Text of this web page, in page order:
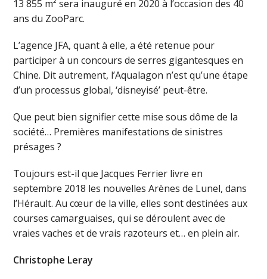
13 855 m² sera inauguré en 2020 à l’occasion des 40
ans du ZooParc.
L’agence JFA, quant à elle, a été retenue pour
participer à un concours de serres gigantesques en
Chine. Dit autrement, l’Aqualagon n’est qu’une étape
d’un processus global, ‘disneyisé’ peut-être.
Que peut bien signifier cette mise sous dôme de la
société… Premières manifestations de sinistres
présages ?
Toujours est-il que Jacques Ferrier livre en
septembre 2018 les nouvelles Arènes de Lunel, dans
l’Hérault. Au cœur de la ville, elles sont destinées aux
courses camarguaises, qui se déroulent avec de
vraies vaches et de vrais razoteurs et… en plein air.
Christophe Leray